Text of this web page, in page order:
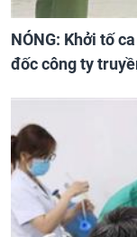
NÓNG: Khởi tố
đốc công ty